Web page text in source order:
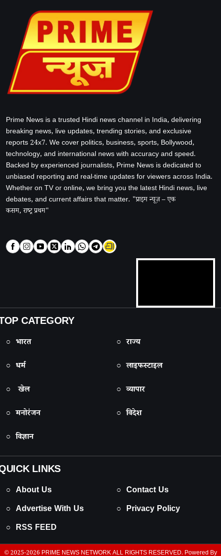
Prime News is a trusted Hindi news channel in India, delivering
breaking news, live updates, trending stories, and exclusive
reports 24x7. We cover politics, business, sports, Bollywood,
technology, and international news with accuracy and speed.
Backed by experienced journalists, Prime News is dedicated to
unbiased reporting and real-time updates for viewers across India.
Whether on TV or online, we bring you the latest Hindi news, live
debates, and current affairs that matter. "प्राइम न्यूज़ – एक
कसम, राष्ट्र प्रथम"
CATEGORY
○ भारत
○ राज्य
○ धर्म
○ लाइफस्टाइल
○ खेल
○ व्यापार
○ मनोरंजन
○ विदेश
○ विज्ञान
LINKS
○ About Us
○ Contact Us
○ Advertise With Us
○ Privacy Policy
○ RSS FEED
© 2025-2026 PRIME NEWS NETWORKALL RIGHTS RESERVED. Powered By